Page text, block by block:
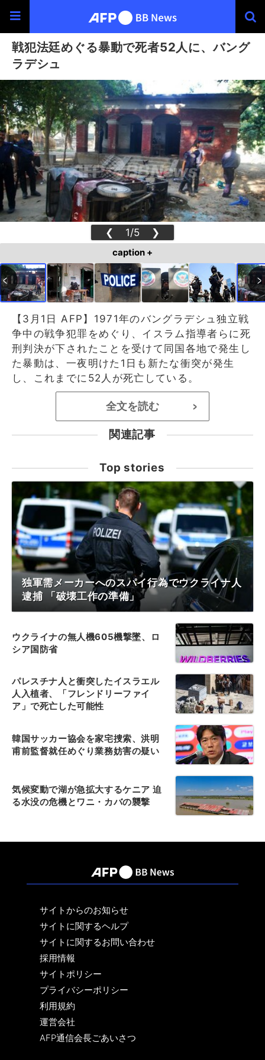
戦犯法廷めぐる暴動で死者52人に、バング
ラデシュ
❮ 1/5 ❯
caption +
【3月1日 AFP】1971年のバングラデシュ独立戦
争中の戦争犯罪をめぐり、イスラム指導者らに死
刑判決が下されたことを受けて同国各地で発生し
た暴動は、一夜明けた1日も新たな衝突が発生
し、これまでに52人が死亡している。
全文を読む >
関連記事
Top stories
独軍需メーカーへのスパイ行為でウクライナ人
逮捕 「破壊工作の準備」
ウクライナの無人機605機撃墜、ロ
シア国防省
パレスチナ人と衝突したイスラエル
人入植者、「フレンドリーファイ
ア」で死亡した可能性
韓国サッカー協会を家宅捜索、洪明
甫前監督就任めぐり業務妨害の疑い
気候変動で湖が急拡大するケニア 迫
る水没の危機とワニ・カバの襲撃
サイトからのお知らせ
サイトに関するヘルプ
サイトに関するお問い合わせ
採用情報
サイトポリシー
プライバシーポリシー
利用規約
運営会社
AFP通信会長ごあいさつ